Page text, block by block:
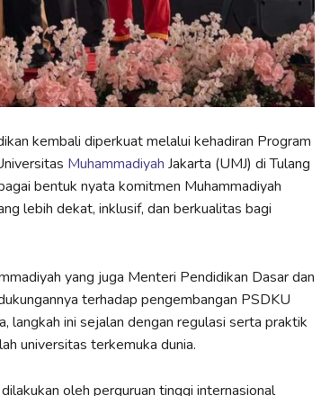
kembali diperkuat melalui kehadiran Program
Muhammadiyah Jakarta (UMJ) di Tulang
bentuk nyata komitmen Muhammadiyah
lebih dekat, inklusif, dan berkualitas bagi
yang juga Menteri Pendidikan Dasar dan
terhadap pengembangan PSDKU
langkah ini sejalan dengan regulasi serta praktik
universitas terkemuka dunia.
oleh perguruan tinggi internasional